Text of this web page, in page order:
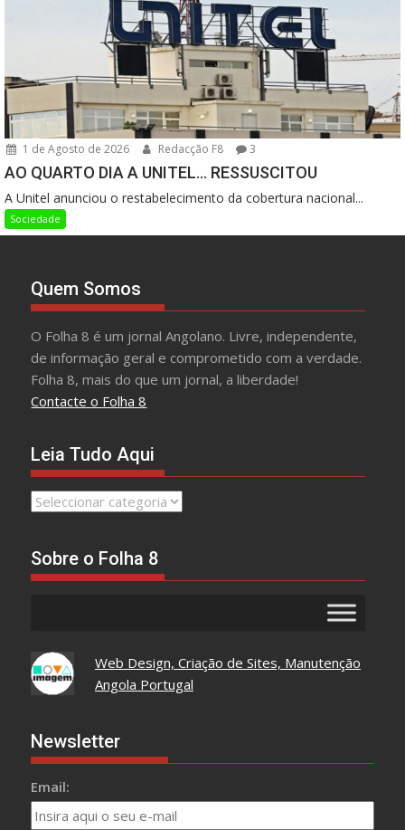
1 de Agosto de 2026 Redacção F8 3
AO QUARTO DIA A UNITEL… RESSUSCITOU
A Unitel anunciou o restabelecimento da cobertura nacional...
Sociedade
Quem Somos
O Folha 8 é um jornal Angolano. Livre, independente,
de informação geral e comprometido com a verdade.
Folha 8, mais do que um jornal, a liberdade!
Contacte o Folha 8
Leia Tudo Aqui
Leia
Sobre o Folha 8
Web Design, Criação de Sites, Manutenção
Angola Portugal
Newsletter
Email: